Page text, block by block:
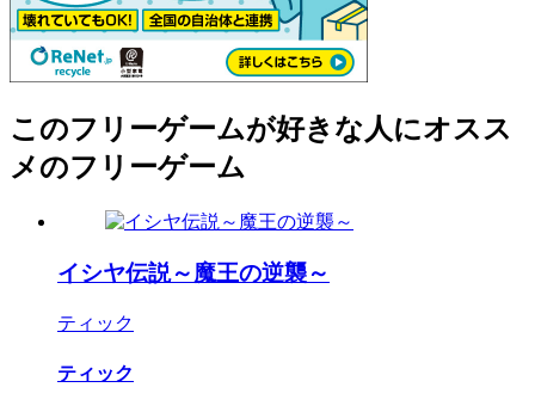
このフリーゲームが好きな人にオスス
メのフリーゲーム
イシヤ伝説～魔王の逆襲～
ティック
ティック